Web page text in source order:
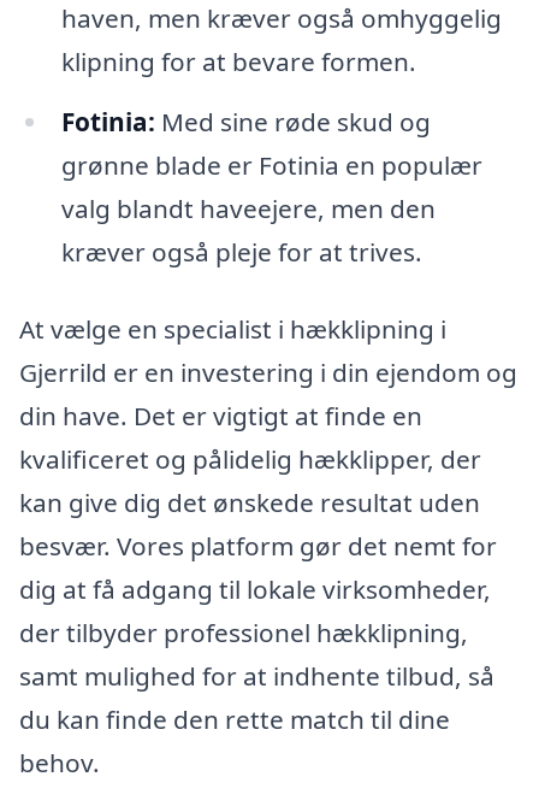
haven, men kræver også omhyggelig
klipning for at bevare formen.
Fotinia: Med sine røde skud og
grønne blade er Fotinia en populær
valg blandt haveejere, men den
kræver også pleje for at trives.
At vælge en specialist i hækklipning i
Gjerrild er en investering i din ejendom og
din have. Det er vigtigt at finde en
kvalificeret og pålidelig hækklipper, der
kan give dig det ønskede resultat uden
besvær. Vores platform gør det nemt for
dig at få adgang til lokale virksomheder,
der tilbyder professionel hækklipning,
samt mulighed for at indhente tilbud, så
du kan finde den rette match til dine
behov.